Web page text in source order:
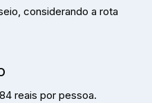
considerando a rota
reais por pessoa.